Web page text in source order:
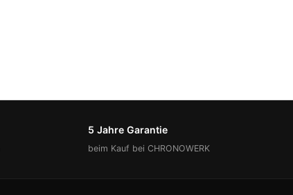
5 Jahre Garantie
beim Kauf bei CHRONOWERK